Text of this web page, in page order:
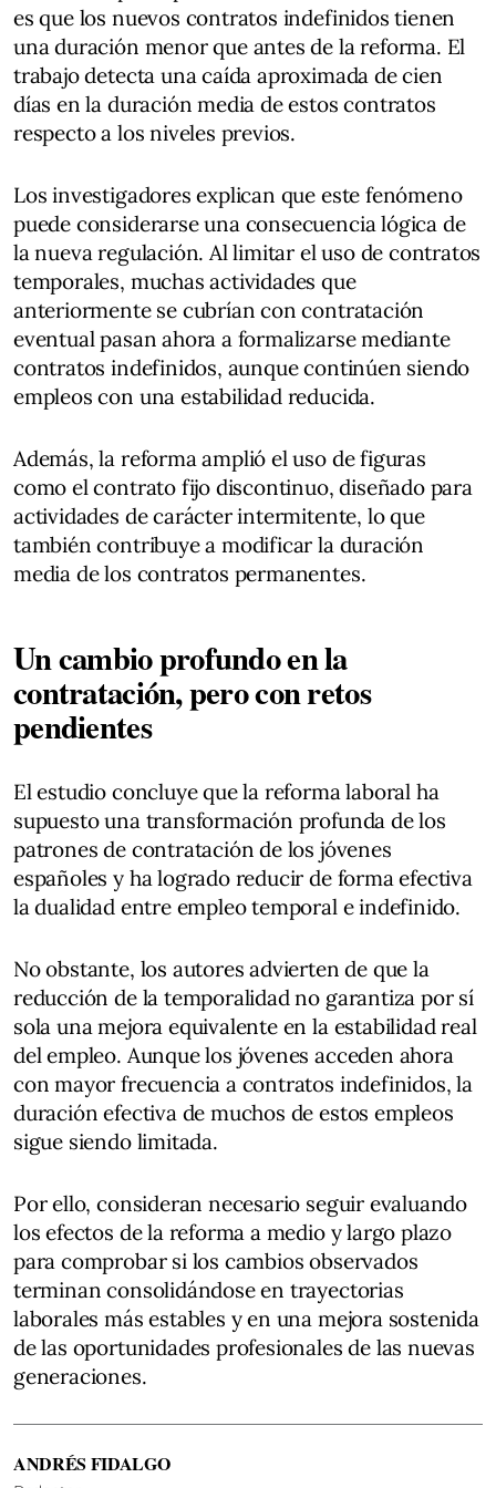
es que los nuevos contratos indefinidos tienen
una duración menor que antes de la reforma. El
trabajo detecta una caída aproximada de cien
días en la duración media de estos contratos
respecto a los niveles previos.
Los investigadores explican que este fenómeno
puede considerarse una consecuencia lógica de
la nueva regulación. Al limitar el uso de contratos
temporales, muchas actividades que
anteriormente se cubrían con contratación
eventual pasan ahora a formalizarse mediante
contratos indefinidos, aunque continúen siendo
empleos con una estabilidad reducida.
Además, la reforma amplió el uso de figuras
como el contrato fijo discontinuo, diseñado para
actividades de carácter intermitente, lo que
también contribuye a modificar la duración
media de los contratos permanentes.
Un cambio profundo en la
contratación, pero con retos
pendientes
El estudio concluye que la reforma laboral ha
supuesto una transformación profunda de los
patrones de contratación de los jóvenes
españoles y ha logrado reducir de forma efectiva
la dualidad entre empleo temporal e indefinido.
No obstante, los autores advierten de que la
reducción de la temporalidad no garantiza por sí
sola una mejora equivalente en la estabilidad real
del empleo. Aunque los jóvenes acceden ahora
con mayor frecuencia a contratos indefinidos, la
duración efectiva de muchos de estos empleos
sigue siendo limitada.
Por ello, consideran necesario seguir evaluando
los efectos de la reforma a medio y largo plazo
para comprobar si los cambios observados
terminan consolidándose en trayectorias
laborales más estables y en una mejora sostenida
de las oportunidades profesionales de las nuevas
generaciones.
ANDRÉS FIDALGO